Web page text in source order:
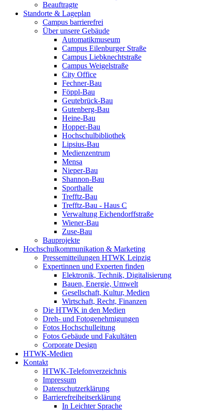
Beauftragte
Standorte & Lageplan
Campus barrierefrei
Über unsere Gebäude
Automatikmuseum
Campus Eilenburger Straße
Campus Liebknechtstraße
Campus Weigelstraße
City Office
Fechner-Bau
Föppl-Bau
Geutebrück-Bau
Gutenberg-Bau
Heine-Bau
Hopper-Bau
Hochschulbibliothek
Lipsius-Bau
Medienzentrum
Mensa
Nieper-Bau
Shannon-Bau
Sporthalle
Trefftz-Bau
Trefftz-Bau - Haus C
Verwaltung Eichendorffstraße
Wiener-Bau
Zuse-Bau
Bauprojekte
Hochschulkommunikation & Marketing
Pressemitteilungen HTWK Leipzig
Expertinnen und Experten finden
Elektronik, Technik, Digitalisierung
Bauen, Energie, Umwelt
Gesellschaft, Kultur, Medien
Wirtschaft, Recht, Finanzen
Die HTWK in den Medien
Dreh- und Fotogenehmigungen
Fotos Hochschulleitung
Fotos Gebäude und Fakultäten
Corporate Design
HTWK-Medien
Kontakt
HTWK-Telefonverzeichnis
Impressum
Datenschutzerklärung
Barrierefreiheitserklärung
In Leichter Sprache